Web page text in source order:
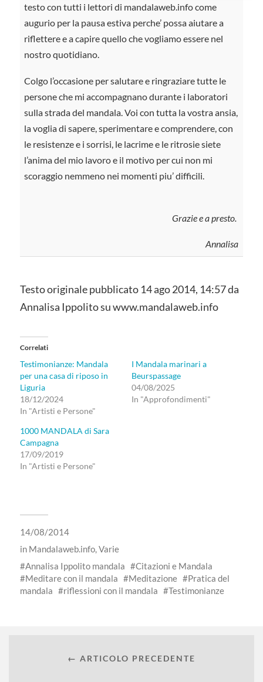
testo con tutti i lettori di mandalaweb.info come
augurio per la pausa estiva perche’ possa aiutare a
riflettere e a capire quello che vogliamo essere nel
nostro quotidiano.
Colgo l’occasione per salutare e ringraziare tutte le
persone che mi accompagnano durante i laboratori
sulla strada del mandala. Voi con tutta la vostra ansia,
la voglia di sapere, sperimentare e comprendere, con
le resistenze e i sorrisi, le lacrime e le ritrosie siete
l’anima del mio lavoro e il motivo per cui non mi
scoraggio nemmeno nei momenti piu’ difficili.
Grazie e a presto.
Annalisa
Testo originale pubblicato 14 ago 2014, 14:57da
Annalisa Ippolito su www.mandalaweb.info
Correlati
Testimonianze: Mandala
per una casa di riposo in
Liguria
18/12/2024
In "Artisti e Persone"
I Mandala marinari a
Beurspassage
04/08/2025
In "Approfondimenti"
1000 MANDALA di Sara
Campagna
17/09/2019
In "Artisti e Persone"
14/08/2014
in Mandalaweb.info,Varie
Annalisa Ippolito mandala
Citazioni e Mandala
Meditare con il mandala
Meditazione
Pratica del
mandala
riflessioni con il mandala Testimonianze
← ARTICOLO PRECEDENTE